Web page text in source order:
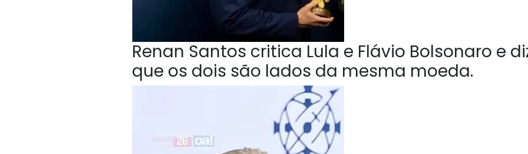
Renan Santos critica Lula e Flávio Bolsonaro e
que os dois são lados da mesma moeda.